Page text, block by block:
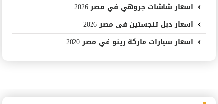
اسعار شاشات جروهي في مصر 2026
اسعار دبل تنجستين فى مصر 2026
اسعار سيارات ماركة رينو في مصر 2020